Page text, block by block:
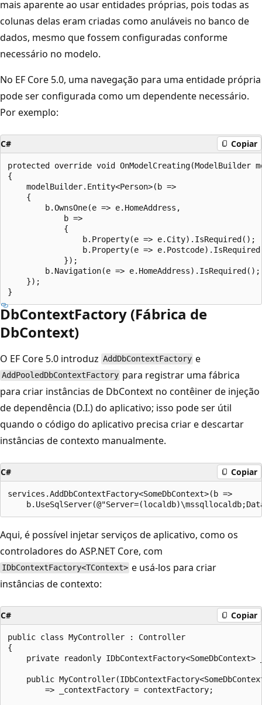
mais aparente ao usar entidades próprias, pois todas as
colunas delas eram criadas como anuláveis no banco de
dados, mesmo que fossem configuradas conforme
necessário no modelo.
No EF Core 5.0, uma navegação para uma entidade própria
pode ser configurada como um dependente necessário.
Por exemplo:
C# Copiar
protected override void OnModelCreating(ModelBuilder
{
    modelBuilder.Entity<Person>(b =>
    {
        b.OwnsOne(e => e.HomeAddress,
            b =>
            {
                b.Property(e => e.City).IsRequired();
b.Property(e =>
            });
        b.Navigation(e => e.HomeAddress).IsRequired();
    });
DbContextFactory (Fábrica de
DbContext)
O EF Core 5.0 introduz AddDbContextFactory e
AddPooledDbContextFactory para registrar uma fábrica
para criar instâncias de DbContext no contêiner de injeção
de dependência (D.I.) do aplicativo; isso pode ser útil
quando o código do aplicativo precisa criar e descartar
instâncias de contexto manualmente.
C# Copiar
services.AddDbContextFactory<SomeDbContext>(b =>
Aqui, é possível injetar serviços de aplicativo, como os
controladores do ASP.NET Core, com
IDbContextFactory<TContext> e usá-los para criar
instâncias de contexto:
C# Copiar
public class MyController : Controller
{
private readonly IDbContextFactory<SomeDbContext>
public
        => _contextFactory = contextFactory;